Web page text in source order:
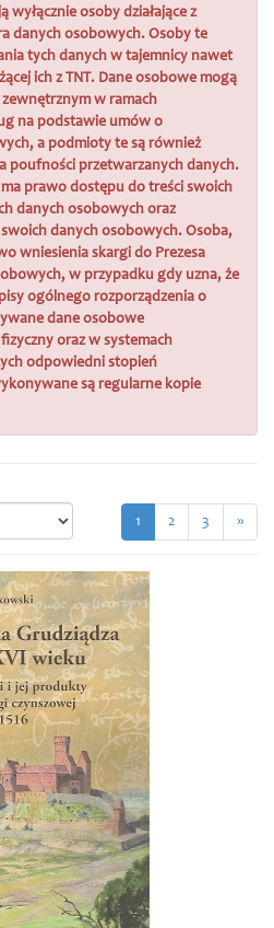
wyłącznie osoby działające z
danych osobowych. Osoby te
tych danych w tajemnicy nawet
ich z TNT. Dane osobowe mogą
w ramach
na podstawie umów o
a podmioty te są również
poufności przetwarzanych danych.
prawo dostępu do treści swoich
danych osobowych oraz
danych osobowych. Osoba,
wniesienia skargi do Prezesa
w przypadku gdy uzna, że
ogólnego rozporządzenia o
dane osobowe
oraz w systemach
odpowiedni stopień
są regularne kopie
1 2 3 »